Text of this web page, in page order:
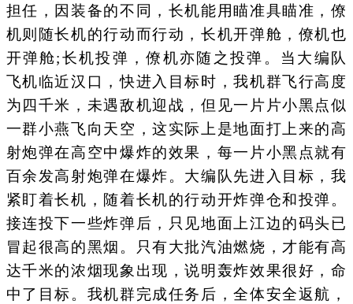
担任，因装备的不同，长机能用瞄准具瞄准，僚
机则随长机的行动而行动，长机开弹舱，僚机也
开弹舱;长机投弹，僚机亦随之投弹。当大编队
飞机临近汉口，快进入目标时，我机群飞行高度
为四千米，未遇敌机迎战，但见一片片小黑点似
一群小燕飞向天空，这实际上是地面打上来的高
射炮弹在高空中爆炸的效果，每一片小黑点就有
百余发高射炮弹在爆炸。大编队先进入目标，我
紧盯着长机，随着长机的行动开炸弹仓和投弹。
接连投下一些炸弹后，只见地面上江边的码头已
冒起很高的黑烟。只有大批汽油燃烧，才能有高
达千米的浓烟现象出现，说明轰炸效果很好，命
中了目标。我机群完成任务后，全体安全返航，